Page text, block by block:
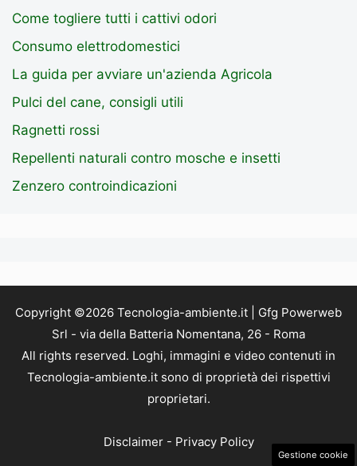
Come togliere tutti i cattivi odori
Consumo elettrodomestici
La guida per avviare un'azienda Agricola
Pulci del cane, consigli utili
Ragnetti rossi
Repellenti naturali contro mosche e insetti
Zenzero controindicazioni
Copyright ©2026 Tecnologia-ambiente.it | Gfg Powerweb
Srl - via della Batteria Nomentana, 26 - Roma
All rights reserved. Loghi, immagini e video contenuti in
Tecnologia-ambiente.it sono di proprietà dei rispettivi
proprietari.
Disclaimer- Privacy Policy
Gestione cookie